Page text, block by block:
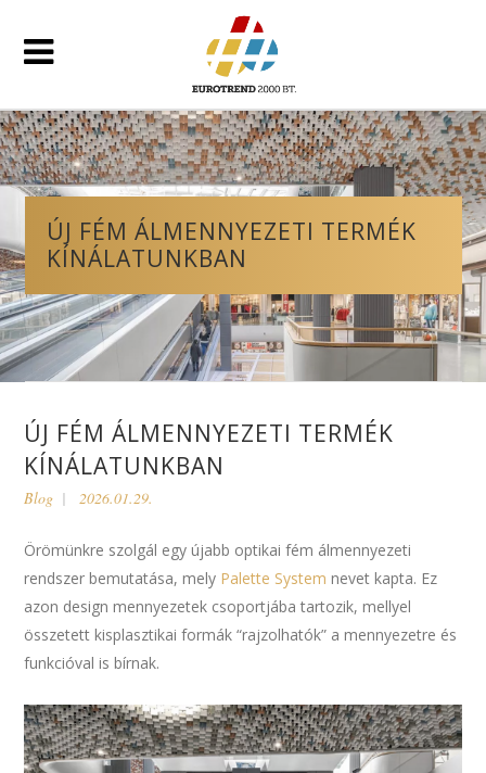
ÚJ FÉM ÁLMENNYEZETI TERMÉK
KÍNÁLATUNKBAN
ÚJ FÉM ÁLMENNYEZETI TERMÉK
KÍNÁLATUNKBAN
Blog 2026.01.29.
Örömünkre szolgál egy újabb optikai fém álmennyezeti
rendszer bemutatása, mely Palette System nevet kapta. Ez
azon design mennyezetek csoportjába tartozik, mellyel
összetett kisplasztikai formák “rajzolhatók” a mennyezetre és
funkcióval is bírnak.